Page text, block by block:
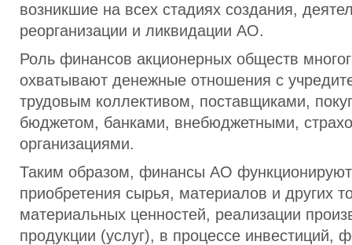
возникшие на всех стадиях создания,
реорганизации и ликвидации АО.
Роль финансов акционерных обществ
охватывают денежные отношения с
трудовым коллективом, поставщиками,
бюджетом, банками, внебюджетными,
организациями.
Таким образом, финансы АО
приобретения сырья, материалов и других
материальных ценностей, реализации
продукции (услуг), в процессе инвестиций,